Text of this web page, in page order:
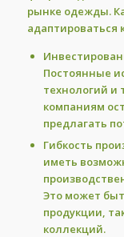
рынке одежды.
адаптироваться
Постоянные
технологий
компаниям
предлагать
Гибкость
иметь
Это может
продукции,
коллекций.